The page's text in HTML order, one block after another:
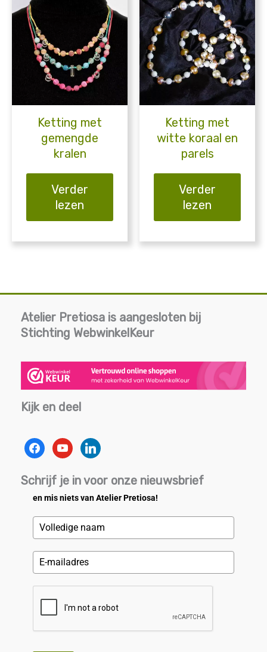
Ketting met
gemengde
kralen
Verder
lezen
Ketting met
witte koraal en
parels
Verder
lezen
Atelier Pretiosa is aangesloten bij
Stichting WebwinkelKeur
Kijk en deel
facebookyoutubelinkedin
Schrijf je in voor onze nieuwsbrief
en mis niets van Atelier Pretiosa!